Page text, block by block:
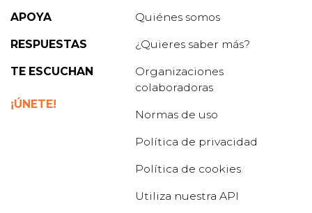
APOYA
RESPUESTAS
TE ESCUCHAN
¡ÚNETE!
Quiénes somos
¿Quieres saber más?
Organizaciones
colaboradoras
Normas de uso
Política de privacidad
Política de cookies
Utiliza nuestra API